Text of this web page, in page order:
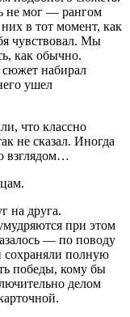
не мог — рангом
в тот момент, как
чувствовал. Мы
как обычно.
набирал
ушел
что классно
не сказал. Иногда
взглядом…
на друга.
при этом
— по поводу
сохраняли полную
победы, кому бы
делом